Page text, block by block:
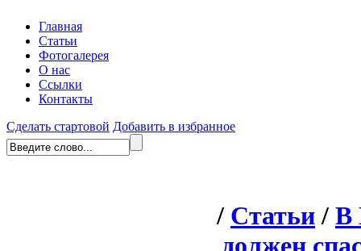
Главная
Статьи
Фотогалерея
О нас
Ссылки
Контакты
Сделать стартовой Добавить в избранное
/ Статьи/ В